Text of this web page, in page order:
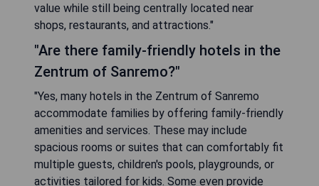
value while still being centrally located near
shops, restaurants, and attractions."
"Are there family-friendly hotels in the
Zentrum of Sanremo?"
"Yes, many hotels in the Zentrum of Sanremo
accommodate families by offering family-friendly
amenities and services. These may include
spacious rooms or suites that can comfortably fit
multiple guests, children's pools, playgrounds, or
activities tailored for kids. Some even provide